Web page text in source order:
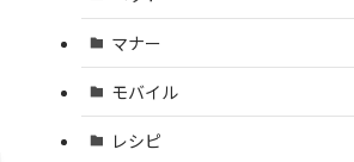
マナー
モバイル
レシピ